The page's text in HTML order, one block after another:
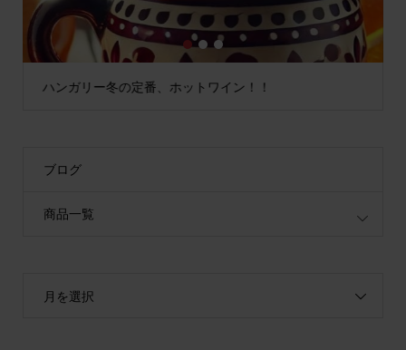
ハンガリー冬の定番、ホットワイン！！
1 2 3
ブログ
商品一覧
月を選択